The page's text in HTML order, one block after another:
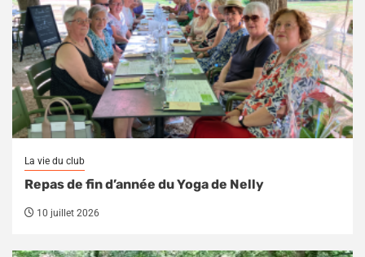
La vie du club
Repas de fin d’année du Yoga de Nelly
10 juillet 2026